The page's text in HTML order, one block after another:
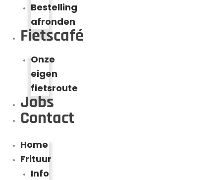
Bestelling
afronden
Fietscafé
Onze
eigen
fietsroute
Jobs
Contact
Home
Frituur
Info